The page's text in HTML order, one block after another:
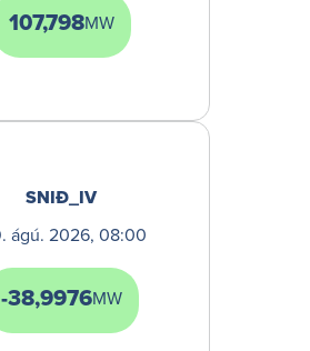
107,798MW
SNIÐ_IV
ágú. 2026, 08:00
-38,9976MW